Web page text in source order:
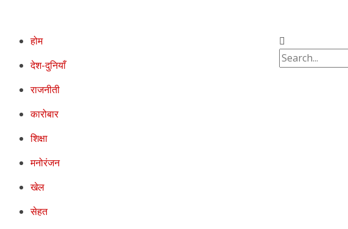
होम
देश-दुनियाँ
राजनीती
कारोबार
शिक्षा
मनोरंजन
खेल
सेहत